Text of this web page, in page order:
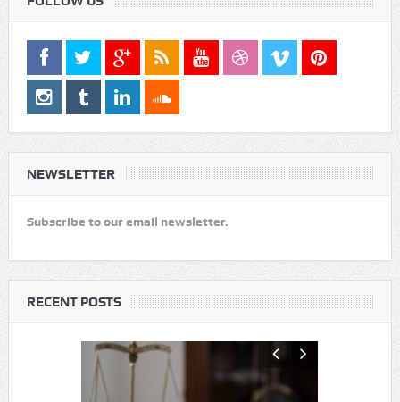
FOLLOW US
NEWSLETTER
Subscribe to our email newsletter.
RECENT POSTS